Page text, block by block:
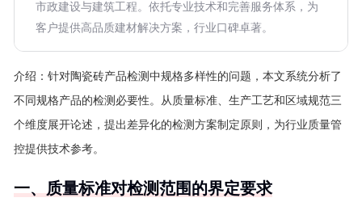
市政建设与建筑工程。依托专业技术和完善服务体系，为
客户提供高品质建材解决方案，行业口碑卓著。
介绍： 针对陶瓷砖产品检测中规格多样性的问题，本文系统分析了
不同规格产品的检测必要性。从质量标准、生产工艺和区域规范三
个维度展开论述，提出差异化的检测方案制定原则，为行业质量管
控提供技术参考。
一、质量标准对检测范围的界定要求